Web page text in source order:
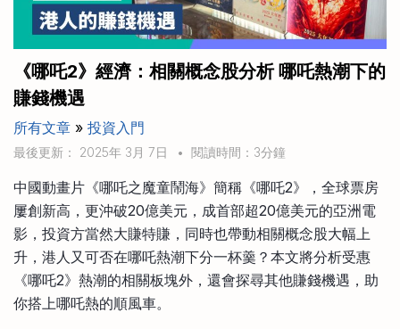
一次過管理所有強積金戶口
申請清卡數/私人貸款
CreFIT x Planto推廣優惠
投資戶口 (美股)
比較最抵美股投資戶口
投資戶口 (港股)
比較最抵港股投資戶口
投資加密貨幣
比較最抵Crypto交易所
月供股票計劃
比較最抵月供計劃戶口
比較定存利率
信用卡
比較各種最優惠信用卡
Academy
Marketplace
其他網站
手機App與理財資訊
商業解決方案
企業服務
《哪吒2》經濟：相關概念股分析 哪吒熱潮下的
賺錢機遇
所有文章 » 投資入門
最後更新： 2025年 3月 7日 • 閱讀時間：3分鐘
中國動畫片《哪吒之魔童鬧海》簡稱《哪吒2》，全球票房
屢創新高，更沖破20億美元，成首部超20億美元的亞洲電
影，投資方當然大賺特賺，同時也帶動相關概念股大幅上
升，港人又可否在哪吒熱潮下分一杯羹？本文將分析受惠
《哪吒2》熱潮的相關板塊外，還會探尋其他賺錢機遇，助
你搭上哪吒熱的順風車。